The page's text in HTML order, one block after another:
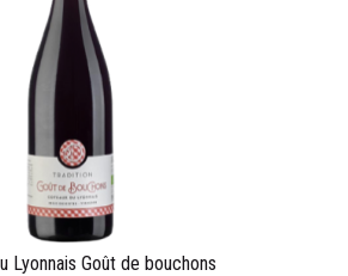
au panier
Lyonnais Goût de bouchons